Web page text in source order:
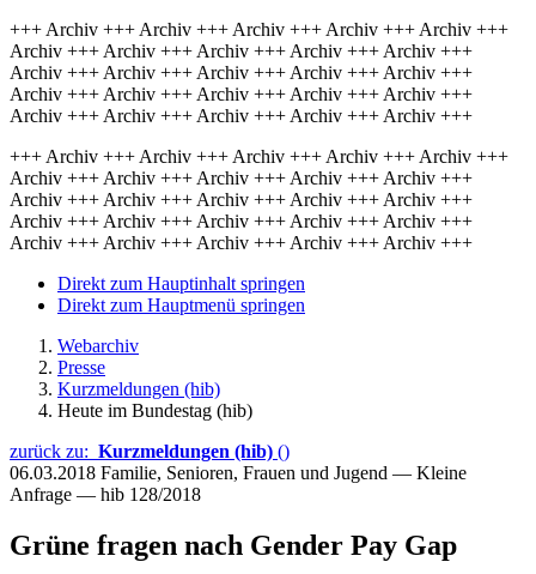
+++ Archiv +++ Archiv +++ Archiv +++ Archiv +++ Archiv +++
Archiv +++ Archiv +++ Archiv +++ Archiv +++ Archiv +++
Archiv +++ Archiv +++ Archiv +++ Archiv +++ Archiv +++
Archiv +++ Archiv +++ Archiv +++ Archiv +++ Archiv +++
Archiv +++ Archiv +++ Archiv +++ Archiv +++ Archiv +++
+++ Archiv +++ Archiv +++ Archiv +++ Archiv +++ Archiv +++
Archiv +++ Archiv +++ Archiv +++ Archiv +++ Archiv +++
Archiv +++ Archiv +++ Archiv +++ Archiv +++ Archiv +++
Archiv +++ Archiv +++ Archiv +++ Archiv +++ Archiv +++
Archiv +++ Archiv +++ Archiv +++ Archiv +++ Archiv +++
Direkt zum Hauptinhalt springen
Direkt zum Hauptmenü springen
Webarchiv
Presse
Kurzmeldungen (hib)
Heute im Bundestag (hib)
zurück zu: Kurzmeldungen (hib) ()
06.03.2018 Familie, Senioren, Frauen und Jugend — Kleine
Anfrage — hib 128/2018
Grüne fragen nach Gender Pay Gap